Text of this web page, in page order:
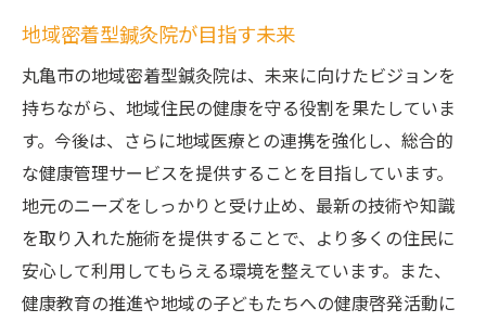
地域密着型鍼灸院が目指す未来
丸亀市の地域密着型鍼灸院は、未来に向けたビジョンを
持ちながら、地域住民の健康を守る役割を果たしていま
す。今後は、さらに地域医療との連携を強化し、総合的
な健康管理サービスを提供することを目指しています。
地元のニーズをしっかりと受け止め、最新の技術や知識
を取り入れた施術を提供することで、より多くの住民に
安心して利用してもらえる環境を整えています。また、
健康教育の推進や地域の子どもたちへの健康啓発活動に